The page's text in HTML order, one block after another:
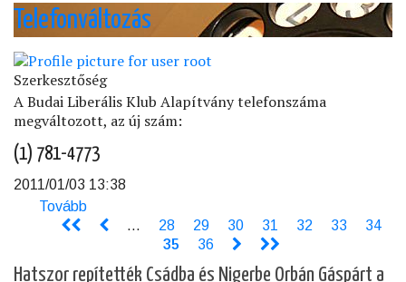
fegyverünk
az
Telefonváltozás
Szerkesztőség
A Budai Liberális Klub Alapítvány telefonszáma
megváltozott, az új szám:
(1) 781-4773
2011/01/03 13:38
Tovább
Oldalszámozás
<< < … Page
28 Page
29 Page
30 Page
31 Page
32 Page
33 Page
34
Jelenlegi
oldal
35 Page
36 > >>
Hatszor repítették Csádba és Nigerbe Orbán Gáspárt a